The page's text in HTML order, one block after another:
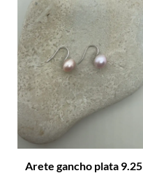
Arete gancho plata 9.25